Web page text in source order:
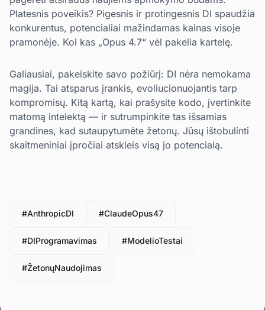
Platesnis poveikis? Pigesnis ir protingesnis DI spaudžia
konkurentus, potencialiai mažindamas kainas visoje
pramonėje. Kol kas „Opus 4.7“ vėl pakelia kartelę.
Galiausiai, pakeiskite savo požiūrį: DI nėra nemokama
magija. Tai atsparus įrankis, evoliucionuojantis tarp
kompromisų. Kitą kartą, kai prašysite kodo, įvertinkite
matomą intelektą — ir sutrumpinkite tas išsamias
grandines, kad sutaupytumėte žetonų. Jūsų ištobulinti
skaitmeniniai įpročiai atskleis visą jo potencialą.
#AnthropicDI #ClaudeOpus47
#DIProgramavimas #ModelioTestai
#ŽetonųNaudojimas